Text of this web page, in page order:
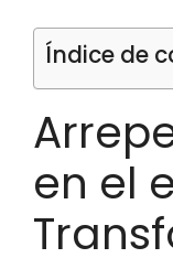
Índice de
en el